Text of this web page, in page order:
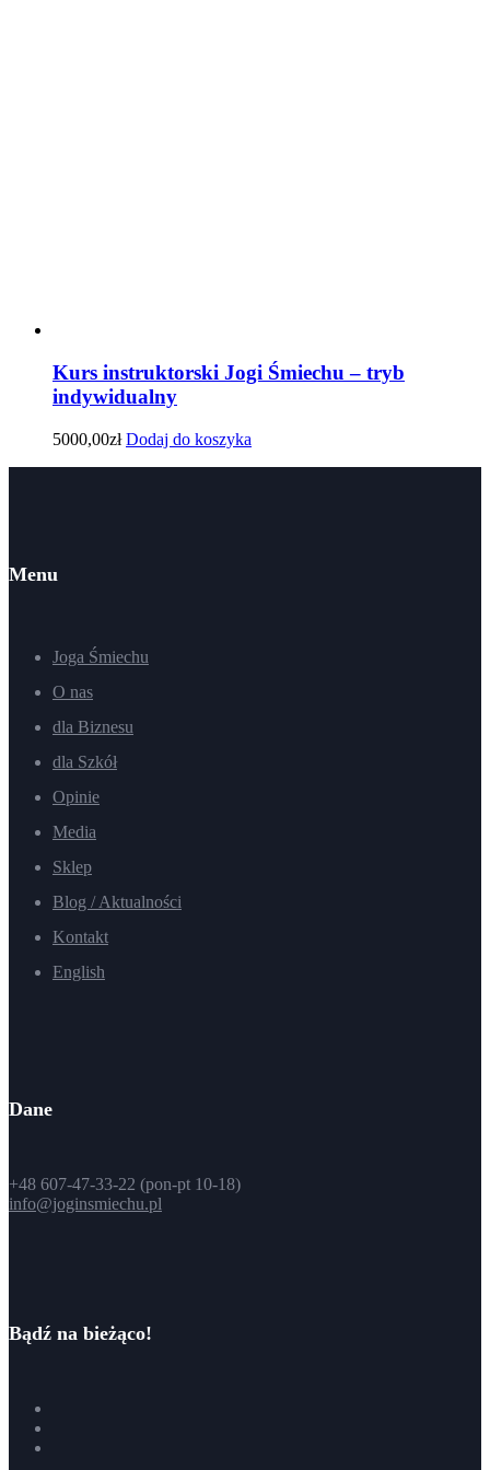
Kurs instruktorski Jogi Śmiechu – tryb
indywidualny
5000,00zł Dodaj do koszyka
Menu
Joga Śmiechu
O nas
dla Biznesu
dla Szkół
Opinie
Media
Sklep
Blog / Aktualności
Kontakt
English
Dane
+48 607-47-33-22 (pon-pt 10-18)
info@joginsmiechu.pl
Bądź na bieżąco!